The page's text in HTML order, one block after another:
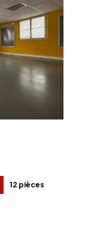
12 pièces